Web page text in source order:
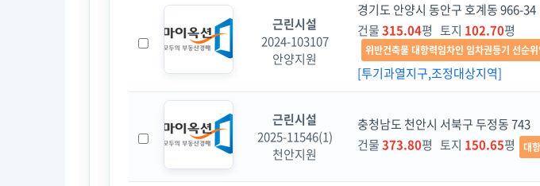
근린시설
2024-103107
안양지원
경기도 안양시 동안구 호계동 966-34
건물315.04평 토지 102.70평
위반건축물 대항력임차인 임차권등기 선순
[투기과열지구,조정대상지역]
근린시설
2025-11546(1)
천안지원
충청남도 천안시 서북구 두정동 743
건물373.80평 토지 150.65평 대